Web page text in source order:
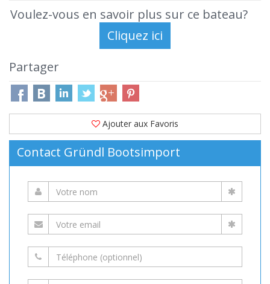
Voulez-vous en savoir plus sur ce bateau?
Partager
Ajouter aux Favoris
Contact Gründl Bootsimport